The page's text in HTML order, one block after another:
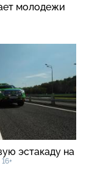
молодежи
эстакаду на
16+